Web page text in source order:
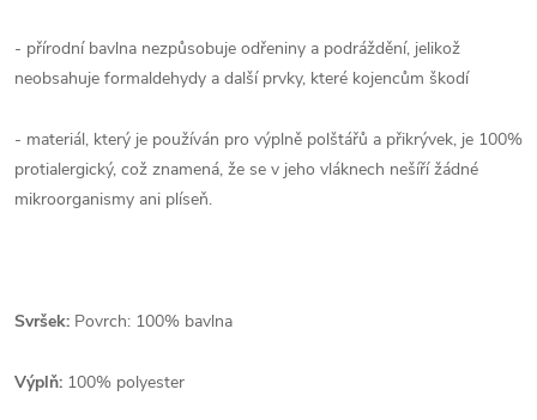
- přírodní bavlna nezpůsobuje odřeniny a podráždění, jelikož
neobsahuje formaldehydy a další prvky, které kojencům škodí
- materiál, který je používán pro výplně polštářů a přikrývek, je 100%
protialergický, což znamená, že se v jeho vláknech nešíří žádné
mikroorganismy ani plíseň.
Svršek: Povrch: 100% bavlna
Výplň: 100% polyester